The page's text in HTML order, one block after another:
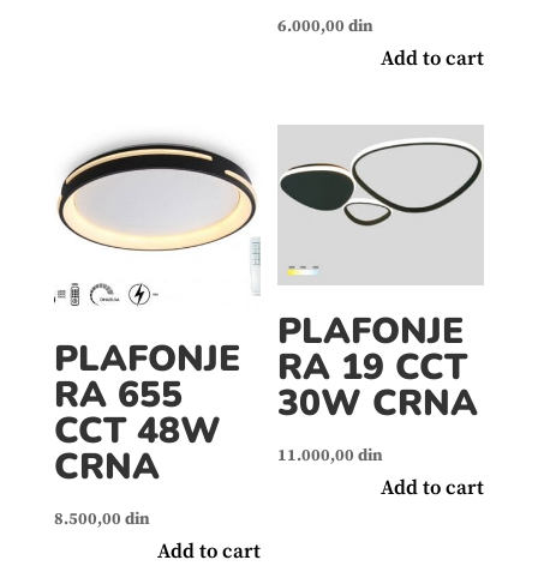
6.000,00 din
Add to cart
PLAFONJE
RA 655
CCT 48W
CRNA
8.500,00 din
Add to cart
PLAFONJE
RA 19 CCT
30W CRNA
11.000,00 din
Add to cart